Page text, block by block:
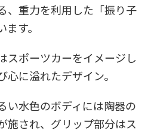
、重力を利用した「振り子
す。
スポーツカーをイメージし
に溢れたデザイン。
い水色のボディには陶器の
施され、グリップ部分はス